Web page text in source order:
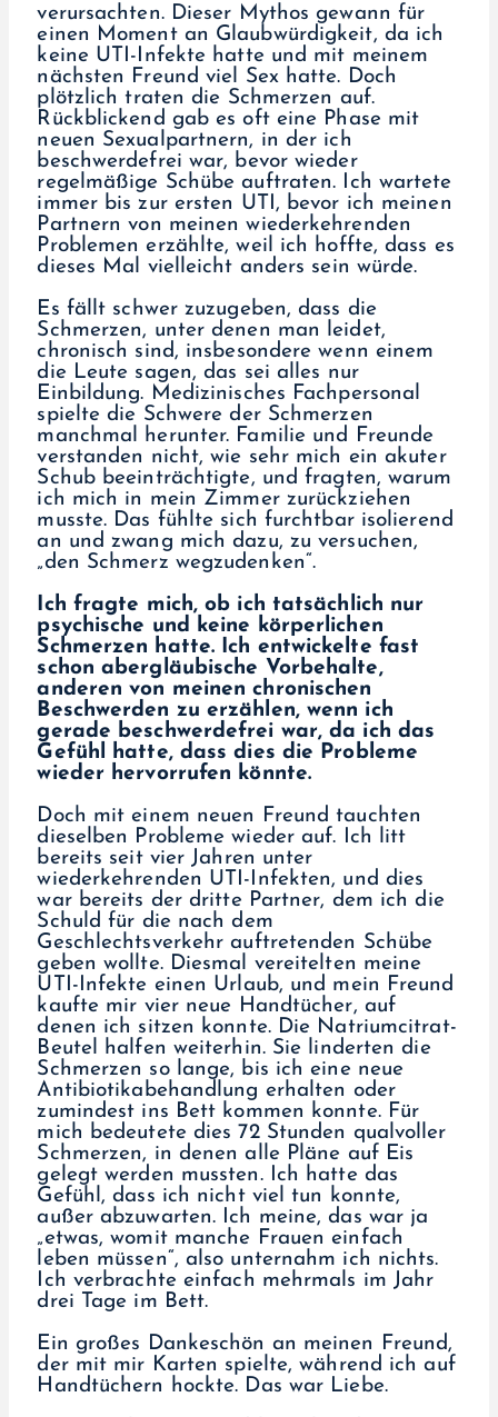
verursachten. Dieser Mythos gewann für
einen Moment an Glaubwürdigkeit, da ich
keine UTI-Infekte hatte und mit meinem
nächsten Freund viel Sex hatte. Doch
plötzlich traten die Schmerzen auf.
Rückblickend gab es oft eine Phase mit
neuen Sexualpartnern, in der ich
beschwerdefrei war, bevor wieder
regelmäßige Schübe auftraten. Ich wartete
immer bis zur ersten UTI, bevor ich meinen
Partnern von meinen wiederkehrenden
Problemen erzählte, weil ich hoffte, dass es
dieses Mal vielleicht anders sein würde.
Es fällt schwer zuzugeben, dass die
Schmerzen, unter denen man leidet,
chronisch sind, insbesondere wenn einem
die Leute sagen, das sei alles nur
Einbildung. Medizinisches Fachpersonal
spielte die Schwere der Schmerzen
manchmal herunter. Familie und Freunde
verstanden nicht, wie sehr mich ein akuter
Schub beeinträchtigte, und fragten, warum
ich mich in mein Zimmer zurückziehen
musste. Das fühlte sich furchtbar isolierend
an und zwang mich dazu, zu versuchen,
„den Schmerz wegzudenken“.
Ich fragte mich, ob ich tatsächlich nur
psychische und keine körperlichen
Schmerzen hatte. Ich entwickelte fast
schon abergläubische Vorbehalte,
anderen von meinen chronischen
Beschwerden zu erzählen, wenn ich
gerade beschwerdefrei war, da ich das
Gefühl hatte, dass dies die Probleme
wieder hervorrufen könnte.
Doch mit einem neuen Freund tauchten
dieselben Probleme wieder auf. Ich litt
bereits seit vier Jahren unter
wiederkehrenden UTI-Infekten, und dies
war bereits der dritte Partner, dem ich die
Schuld für die nach dem
Geschlechtsverkehr auftretenden Schübe
geben wollte. Diesmal vereitelten meine
UTI-Infekte einen Urlaub, und mein Freund
kaufte mir vier neue Handtücher, auf
denen ich sitzen konnte. Die Natriumcitrat-
Beutel halfen weiterhin. Sie linderten die
Schmerzen so lange, bis ich eine neue
Antibiotikabehandlung erhalten oder
zumindest ins Bett kommen konnte. Für
mich bedeutete dies 72 Stunden qualvoller
Schmerzen, in denen alle Pläne auf Eis
gelegt werden mussten. Ich hatte das
Gefühl, dass ich nicht viel tun konnte,
außer abzuwarten. Ich meine, das war ja
„etwas, womit manche Frauen einfach
leben müssen“, also unternahm ich nichts.
Ich verbrachte einfach mehrmals im Jahr
drei Tage im Bett.
Ein großes Dankeschön an meinen Freund,
der mit mir Karten spielte, während ich auf
Handtüchern hockte. Das war Liebe.